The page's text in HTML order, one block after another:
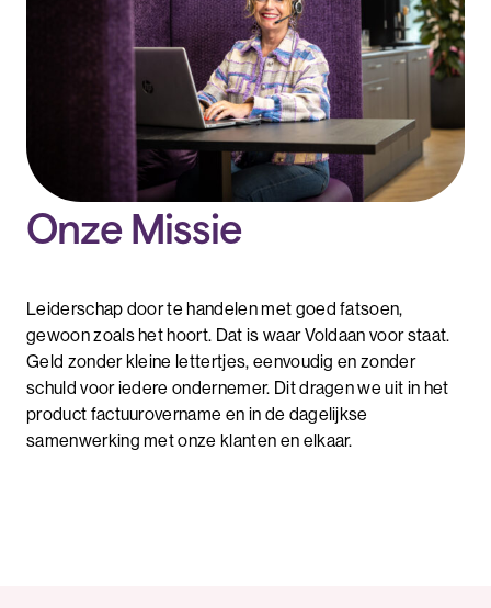
Onze Missie
Leiderschap door te handelen met goed fatsoen,
gewoon zoals het hoort. Dat is waar Voldaan voor staat.
Geld zonder kleine lettertjes, eenvoudig en zonder
schuld voor iedere ondernemer. Dit dragen we uit in het
product factuurovername en in de dagelijkse
samenwerking met onze klanten en elkaar.